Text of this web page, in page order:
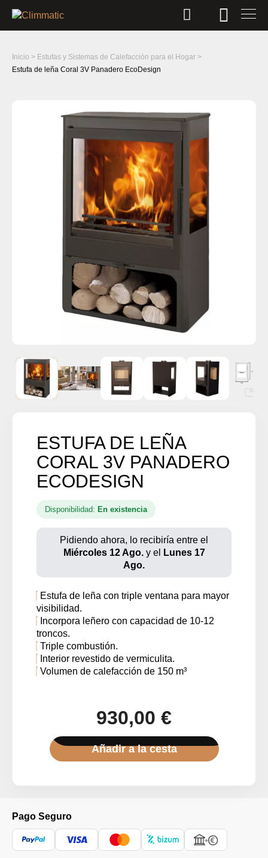
Inicio > Estufas y Sistemas de Calefacción para el Hogar >
Estufa de leña Coral 3V Panadero EcoDesign
Pago Seguro
ESTUFA DE LEÑA
CORAL 3V PANADERO
ECODESIGN
Disponibilidad: En existencia
Pidiendo ahora, lo recibiría entre el
Miércoles 12 Ago.y el
Lunes 17
Ago.
Estufa de leña con triple ventana para mayor
visibilidad.
Incorpora leñero con capacidad de 10-12
troncos.
Triple combustión.
Interior revestido de vermiculita.
Volumen de calefacción de 150 m³
930,00 €
Añadir a la cesta